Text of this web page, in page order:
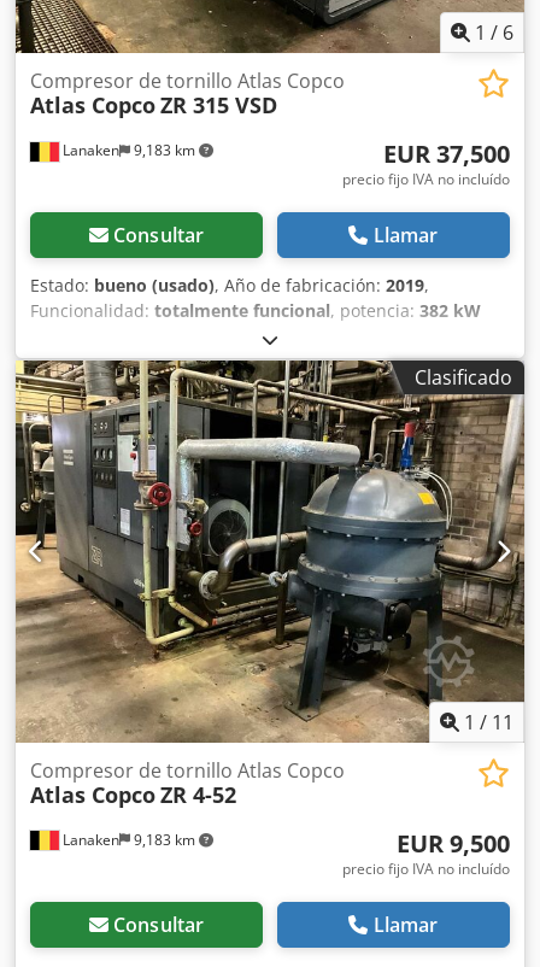
1 / 6
Lanaken 9,183 km
Compresor de tornillo Atlas Copco
Atlas CopcoZR 315 VSD
EUR 37,500
precio fijo IVA no incluído
Consultar Llamar
Estado: bueno (usado), Año de fabricación: 2019,
Funcionalidad: totalmente funcional, potencia: 382 kW
, Descripción: Compresor de tornillo ZR315VSD
Características: Capacidad 8,60 bar Potencia 382 kW
Crjdpfovyq Rnox Amhjf Tensión 400 V y 500 V Horas de
funcionamiento en la última revisión: 7270
Clasificado
1 / 11
Lanaken 9,183 km
Compresor de tornillo Atlas Copco
Atlas CopcoZR 4-52
EUR 9,500
precio fijo IVA no incluído
Consultar Llamar